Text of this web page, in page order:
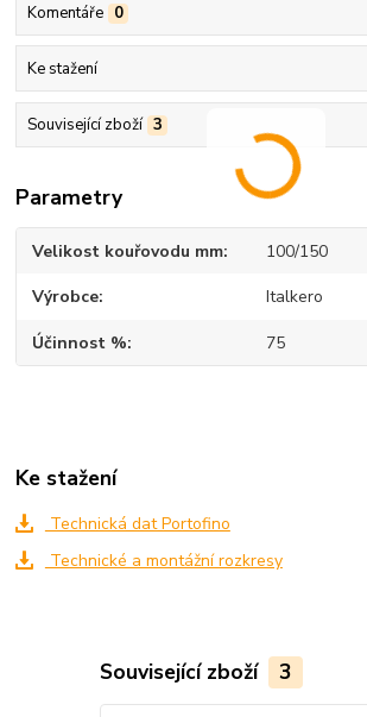
Komentáře 0
Ke stažení
Související zboží 3
Parametry
Velikost kouřovodu mm 100/150
Výrobce Italkero
Účinnost % 75
Ke stažení
Technická dat Portofino
Technické a montážní rozkresy
Související zboží 3